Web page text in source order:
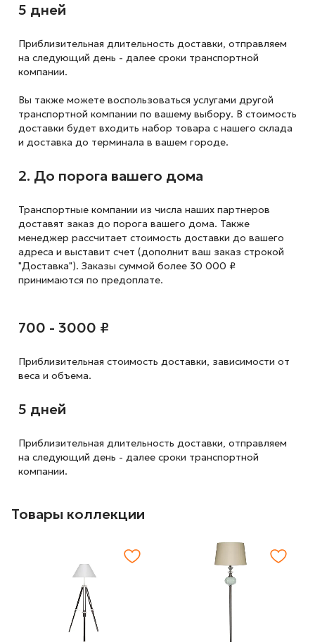
5 дней
Приблизительная длительность доставки, отправляем
на следующий день - далее сроки транспортной
компании.
Вы также можете воспользоваться услугами другой
транспортной компании по вашему выбору. В стоимость
доставки будет входить набор товара с нашего склада
и доставка до терминала в вашем городе.
2. До порога вашего дома
Транспортные компании из числа наших партнеров
доставят заказ до порога вашего дома. Также
менеджер рассчитает стоимость доставки до вашего
адреса и выставит счет (дополнит ваш заказ строкой
"Доставка"). Заказы суммой более 30 000 ₽
принимаются по предоплате.
700 - 3000 ₽
Приблизительная стоимость доставки, зависимости от
веса и объема.
5 дней
Приблизительная длительность доставки, отправляем
на следующий день - далее сроки транспортной
компании.
Товары коллекции